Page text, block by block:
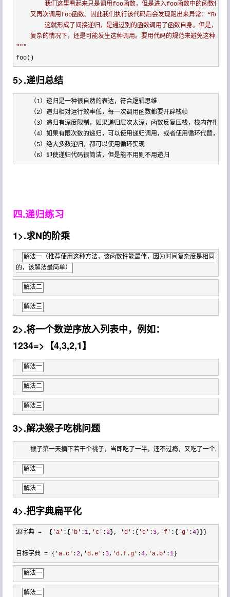
我们这里看起来只是调用foo函数，但是进入foo函数中的函数体
又再次调用foo函数。因此我们执行该代码后会发现跑出来异常：
这就形成了间接递归，是通过别的函数调用了函数自身。但是，如
"""
foo()
5>.递归总结
    （1
）递归是一种很自然的表达，符合逻辑思维
    （
2）递归相对运行效率低，每一次调用函数都要开辟栈帧
    （
3）递归有深度限制，如果递归层次太深，函数反复压栈，栈内存很快
    （
4）如果有限次数的递归，可以使用递归调用，或者使用循环代替，
    （
5）绝大多数递归，都可以使用循环实现
    （
6）即使递归代码很简洁，但是能不用则不用递归
四.递归练习
1>.求N的阶乘
解法一（推荐使用这种方法，该函数性能最佳，因为时间复杂度是相同
的，该解法最简单）
解法二
解法三
2>.将一个数逆序放入列表中，例如：
1234=>【4,3,2,1】
解法一
解法二
解法三
3>.解决猴子吃桃问题
猴子第一天摘下若干个桃子，当即吃了一半，还不过瘾，又吃了一个。
解法一
解法二
4>.把字典扁平化
源字典 =  { 'a ' :{ ' b ' :1, 'c ' :2 }, 'd ' :{ 'e ' : 3, 'f ' :{ 'g ' :4 }}}
目标字典 = { 'a.c ' :2, 'd.e ' : 3, 'd.f.g ' :4, 'a.b ' :1 }
解法一
解法二